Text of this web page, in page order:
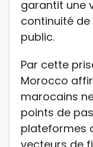
garantit une
continuité
public.
Par cette
Morocco
marocains
points de
plateformes